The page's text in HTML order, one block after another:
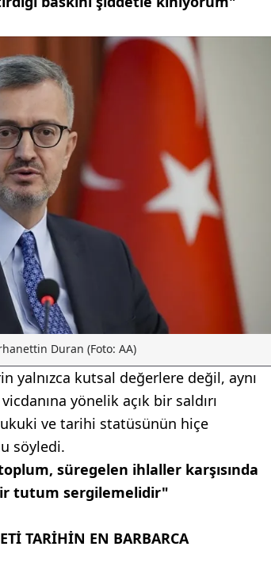
Duran (Foto: AA)
yalnızca kutsal değerlere değil, aynı
yönelik açık bir saldırı
ve tarihi statüsünün hiçe
söyledi.
süregelen ihlaller karşısında
tutum sergilemelidir"
TARİHİN EN BARBARCA